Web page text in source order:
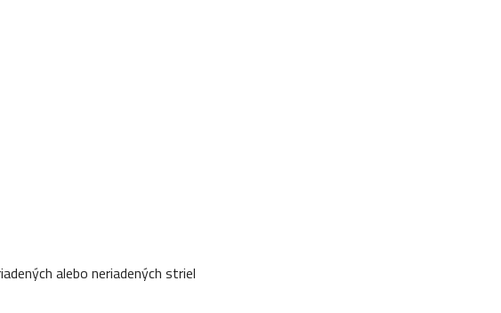
alebo neriadených striel